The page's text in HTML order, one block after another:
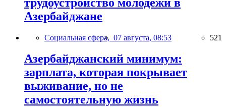
Азербайджане
Социальная сфера, 07 августа, 08:53 521
Азербайджанский минимум:
зарплата, которая покрывает
выживание, но не
самостоятельную жизнь